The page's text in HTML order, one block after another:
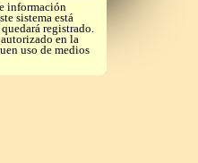
información
sistema está
registrado.
en la
uso de medios